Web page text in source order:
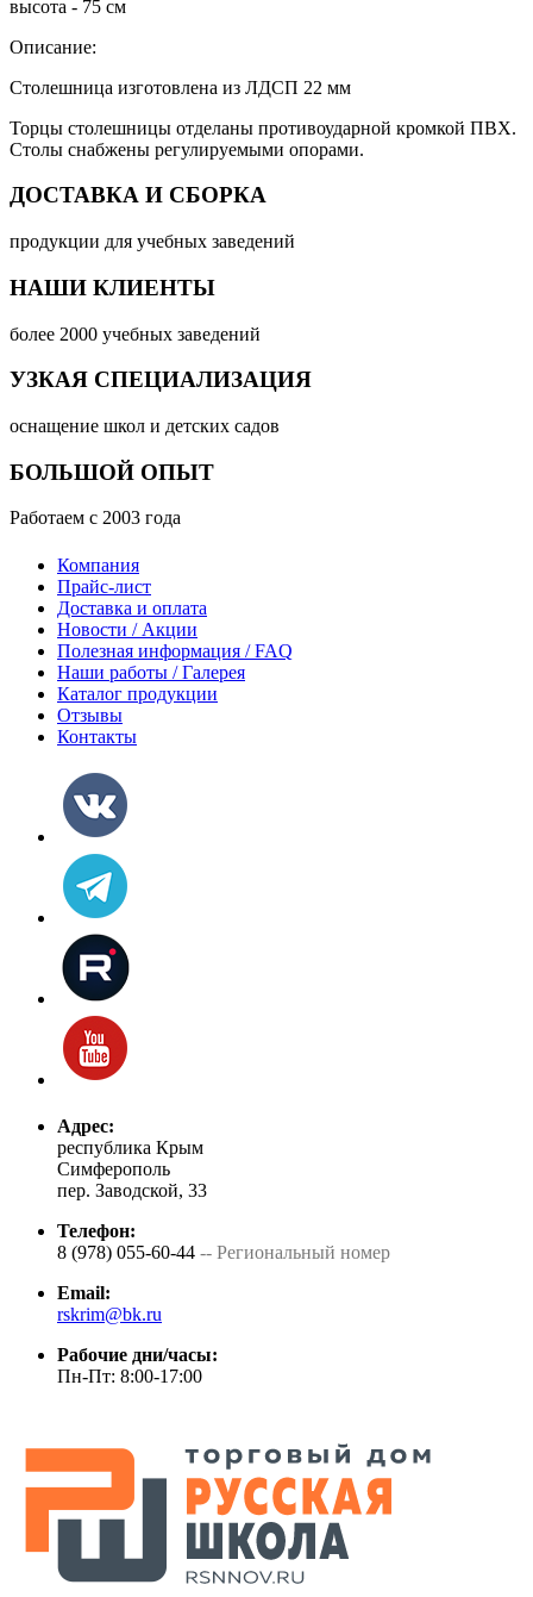
высота - 75 см
Описание:
Столешница изготовлена из ЛДСП 22 мм
Торцы столешницы отделаны противоударной кромкой ПВХ.
Столы снабжены регулируемыми опорами.
ДОСТАВКА И СБОРКА
продукции для учебных заведений
НАШИ КЛИЕНТЫ
более 2000 учебных заведений
УЗКАЯ СПЕЦИАЛИЗАЦИЯ
оснащение школ и детских садов
БОЛЬШОЙ ОПЫТ
Работаем с 2003 года
Компания
Прайс-лист
Доставка и оплата
Новости / Акции
Полезная информация / FAQ
Наши работы / Галерея
Каталог продукции
Отзывы
Контакты
Адрес:
республика Крым
Симферополь
пер. Заводской, 33
Телефон:
8 (978) 055-60-44 -- Региональный номер
Email:
rskrim@bk.ru
Рабочие дни/часы:
Пн-Пт: 8:00-17:00